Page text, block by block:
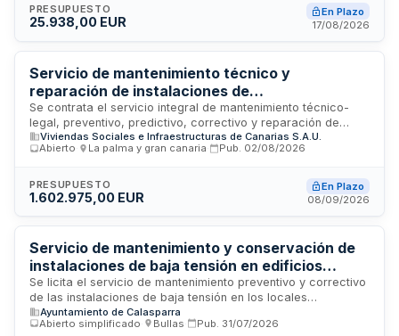
objetivo es mantener todas las instalaciones en perfecto
estado de funcionamiento y obtener los informes favorables
con las inspecciones reglamentarias exigidas.
PRESUPUESTO
25.938,00 EUR
En Plazo
17/08/2026
Servicio de mantenimiento técnico y
reparación de instalaciones de
telecomunicaciones, fotovoltaicas y eléctricas
en edificios de VISOCAN en Gran Canaria y La
Palma
Se contrata el servicio integral de mantenimiento técnico-
legal, preventivo, predictivo, correctivo y reparación de
elementos e instalaciones de telecomunicaciones,
fotovoltaicas y eléctricas de baja tensión en los edificios y
VISOCAN, cedidos en régimen de alquiler en las islas de
Gran Canaria y La Palma. El servicio garantiza el
continuidad y calidad del suministro eléctrico, cumpliendo
todos los requisitos legales establecidos sobre
mantenimiento de estas instalaciones.
Viviendas Sociales e Infraestructuras de Canarias S.A.U.
Abierto
La palma y gran canaria Pub. 02/08/2026
PRESUPUESTO
1.602.975,00 EUR
En Plazo
08/09/2026
Servicio de mantenimiento y conservación de
instalaciones de baja tensión en edificios
municipales del Ayuntamiento de Calasparra
Se licita el servicio de mantenimiento preventivo y correctivo
de las instalaciones de baja tensión en los locales
dependientes del Ayuntamiento de Calasparra. El contrato
incluye inspecciones y revisiones periódicas reglamentarias
Ayuntamiento de Calasparra
Abierto simplificado
Bullas Pub. 31/07/2026